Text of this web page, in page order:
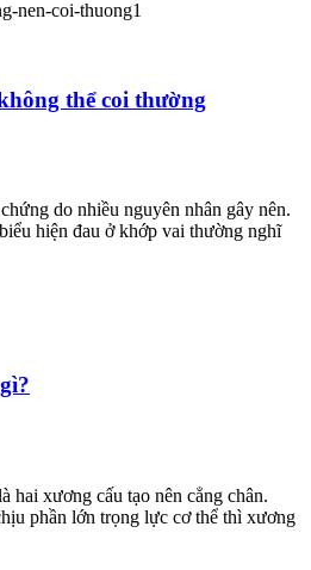
thể coi thường
do nhiều nguyên nhân gây nên.
hiện đau ở khớp vai thường nghĩ
hai xương cấu tạo nên cẳng chân.
phần lớn trọng lực cơ thể thì xương